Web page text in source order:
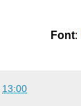
Font:
13:00